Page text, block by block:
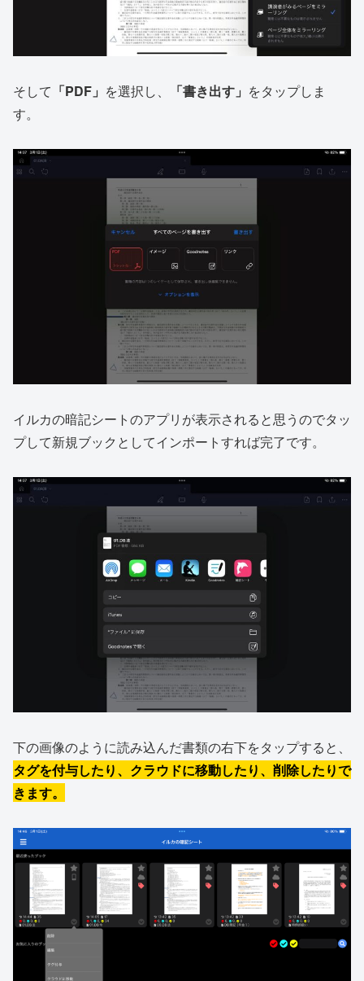
そして 「PDF」 を選択し、 「書き出す」 をタップしま
す。
イルカの暗記シートのアプリが表示されると思うのでタッ
プして新規ブックとしてインポートすれば完了です。
下の画像のように読み込んだ書類の右下をタップすると、
タグを付与したり、クラウドに移動したり、削除したりで
きます。